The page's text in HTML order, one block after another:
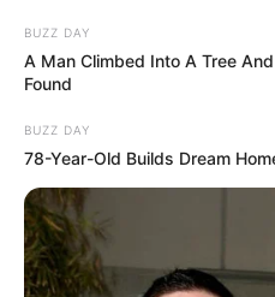
BUZZ DAY
A Man Climbed Into A Tree
Found
BUZZ DAY
78-Year-Old Builds Dream